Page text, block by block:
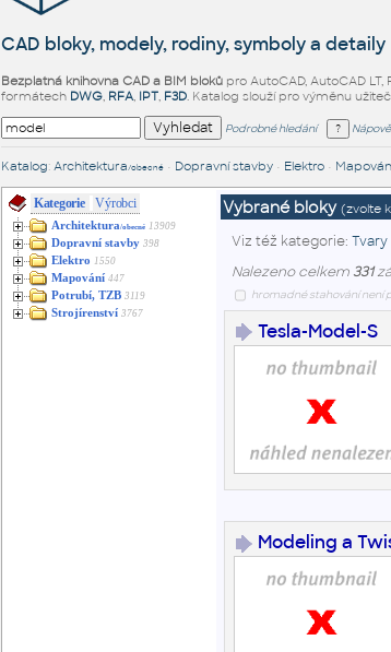
CAD bloky, modely, rodiny, symboly a detaily
Bezplatná knihovna CAD a BIM blokůpro AutoCAD, AutoCAD LT,
formátech DWG, RFA, IPT, F3D. Katalog slouží pro výměnu
Podrobné hledání
Katalog: Architektura /obecné• Dopravní stavby• Elektro•
Kategorie Výrobci
Architektura/obecné 13909
Dopravní stavby 398
Elektro 1550
Mapování 447
Potrubí, TZB 3119
Strojírenství 3767
Vybrané bloky (zvolte
Viz též kategorie: Tvary
Nalezeno celkem 331
hromadné stahování není
Tesla-Model-S
Modeling a